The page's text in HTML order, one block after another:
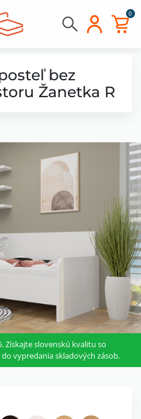
0
bez
Žanetka R
Získajte slovenskú kvalitu so
vypredania skladových zásob.